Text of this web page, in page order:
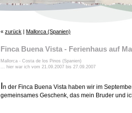
« zurück | Mallorca (Spanien)
Finca Buena Vista - Ferienhaus auf
Mallorca - Costa de los Pinos (Spanien)
... hier war ich vom 21.09.2007 bis 27.09.2007
In der Finca Buena Vista haben wir im
gemeinsames Geschenk, das mein Bruder und